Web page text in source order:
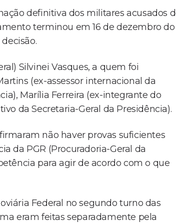
definitiva dos militares acusados
terminou em 16 de dezembro do
Silvinei Vasques, a quem foi
(ex-assessor internacional da
Marília Ferreira (ex-integrante do
da Secretaria-Geral da Presidência).
não haver provas suficientes
da PGR (Procuradoria-Geral da
para agir de acordo com o que
Federal no segundo turno das
eram feitas separadamente pela